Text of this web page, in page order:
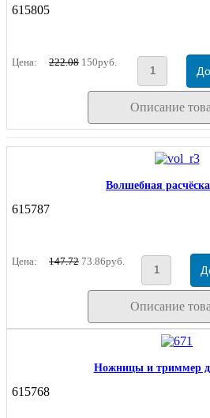
615805
Цена: 222.08 150руб.
Описание
Волшебная
615787
Цена: 147.72 73.86руб.
Описание
Ножницы и триммер
615768